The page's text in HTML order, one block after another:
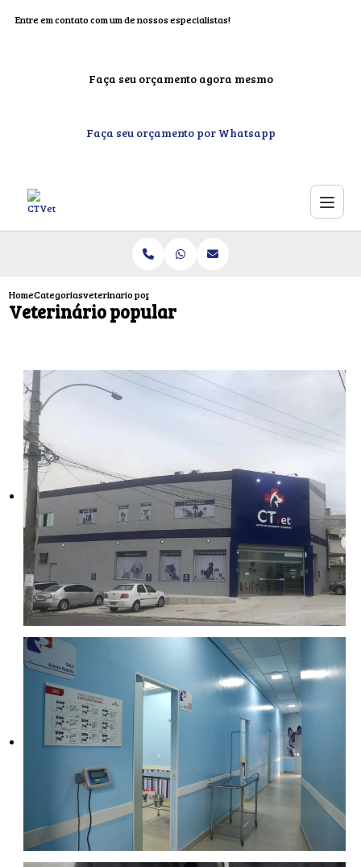
Entre em contato com um de nossos especialistas!
Faça seu orçamento agora mesmo
Faça seu orçamento por Whatsapp
HomeCategoriasveterinario popular
Veterinário popular